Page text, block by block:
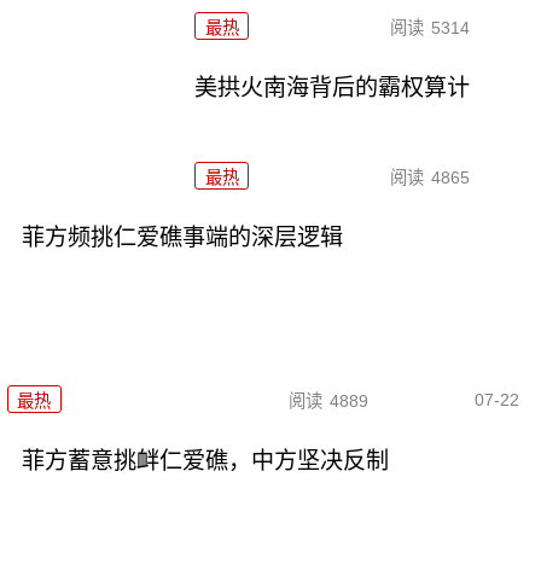
最热 阅读 5314
美拱火南海背后的霸权算计
最热 阅读 4865
菲方频挑仁爱礁事端的深层逻辑
最热 阅读 4889 07-22
菲方蓄意挑衅仁爱礁，中方坚决反制